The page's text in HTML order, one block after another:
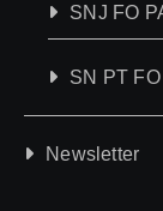
SNJ FO
SN PT FO
Newsletter